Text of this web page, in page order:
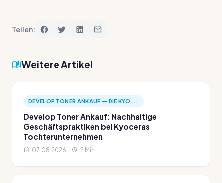
Teilen:
Weitere Artikel
DEVELOP TONER ANKAUF — DIE KYO...
Develop Toner Ankauf: Nachhaltige
Geschäftspraktiken bei Kyoceras
Tochterunternehmen
07.08.2026 · 2 Min.